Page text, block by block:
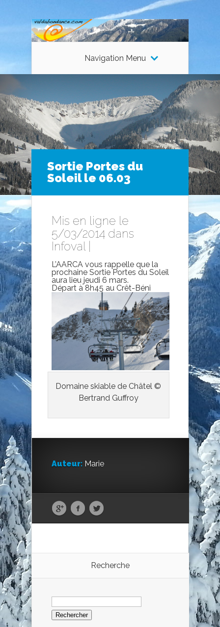
Navigation Menu
Sortie Portes du
Soleil le 06.03
Mis en ligne le
5/03/2014 dans
Infoval
L’AARCA vous rappelle que la
prochaine Sortie Portes du Soleil
aura lieu jeudi 6 mars.
Départ à 8h45 au Crêt-Béni
Domaine skiable de Châtel ©
Bertrand Guffroy
Auteur: Marie
Recherche
Rechercher :